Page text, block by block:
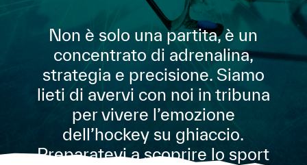
Non è solo una partita, è un
concentrato di adrenalina,
strategia e precisione. Siamo
lieti di avervi con noi in tribuna
per vivere l’emozione
dell’hockey su ghiaccio.
Preparatevi a scoprire lo sport